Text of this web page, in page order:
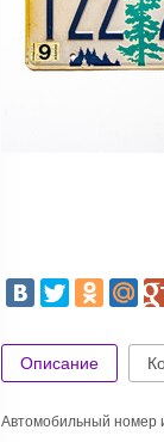
Описание
Автомобильный номер